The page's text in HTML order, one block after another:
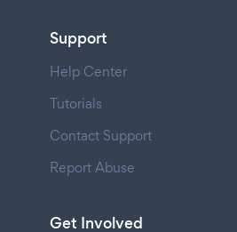
Support
Help Center
Tutorials
Contact Support
Report Abuse
Get Involved